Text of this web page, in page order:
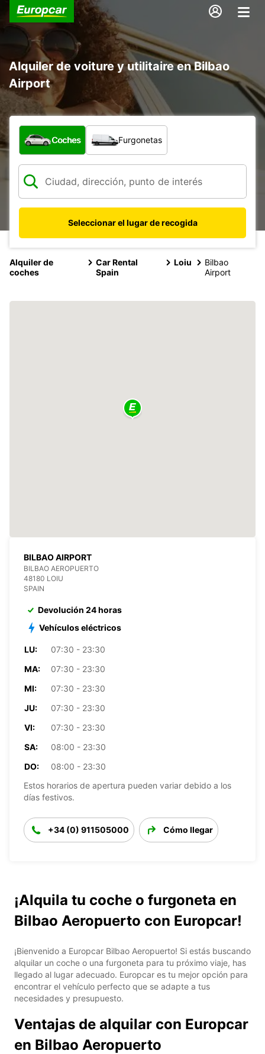
Alquiler de voiture y utilitaire en Bilbao
Airport
¿Qué tipo de vehículo?
Coches Furgonetas
Seleccionar el lugar de recogida
Alquiler de
coches
Car Rental
Spain
Loiu
Bilbao
Airport
BILBAO AIRPORT
BILBAO AEROPUERTO
48180 LOIU
SPAIN
Devolución 24 horas
Vehículos eléctricos
LU:
07:30 - 23:30
MA:
07:30 - 23:30
MI:
07:30 - 23:30
JU:
07:30 - 23:30
VI:
07:30 - 23:30
SA:
08:00 - 23:30
DO:
08:00 - 23:30
Estos horarios de apertura pueden variar debido a los
días festivos.
+34 (0) 911505000 Cómo llegar
¡Alquila tu coche o furgoneta en
Bilbao Aeropuerto con Europcar!
¡Bienvenido a Europcar Bilbao Aeropuerto! Si estás buscando
alquilar un coche o una furgoneta para tu próximo viaje, has
llegado al lugar adecuado. Europcar es tu mejor opción para
encontrar el vehículo perfecto que se adapte a tus
necesidades y presupuesto.
Ventajas de alquilar con Europcar
en Bilbao Aeropuerto